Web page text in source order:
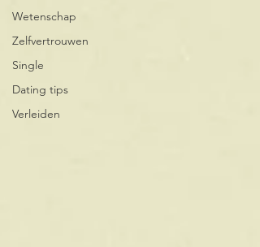
Wetenschap
Zelfvertrouwen
Single
Dating tips
Verleiden